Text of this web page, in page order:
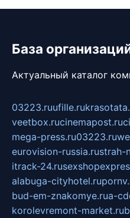
База
Актуальный каталог
03223.ruufille.ru
veetbox.rucinemapost.ru
mega-press.ru03223.ru
eurovision-russia.rustrah-
itrack-24.ru
alabuga-cityhotel.ru
bud-em-znakomye.rua-
korolevremont-market.ru